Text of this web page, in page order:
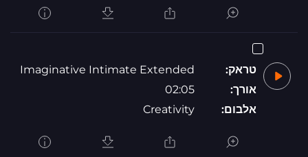
טראק:
Imaginative Intimate Extended
אורך:
02:05
אלבום:
Creativity